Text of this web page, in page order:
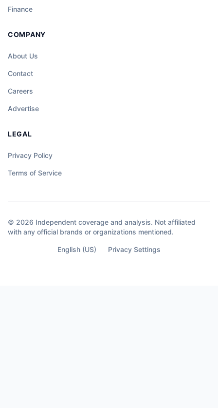
Finance
COMPANY
About Us
Contact
Careers
Advertise
LEGAL
Privacy Policy
Terms of Service
© 2026 Independent coverage and analysis. Not affiliated
with any official brands or organizations mentioned.
English (US) Privacy Settings